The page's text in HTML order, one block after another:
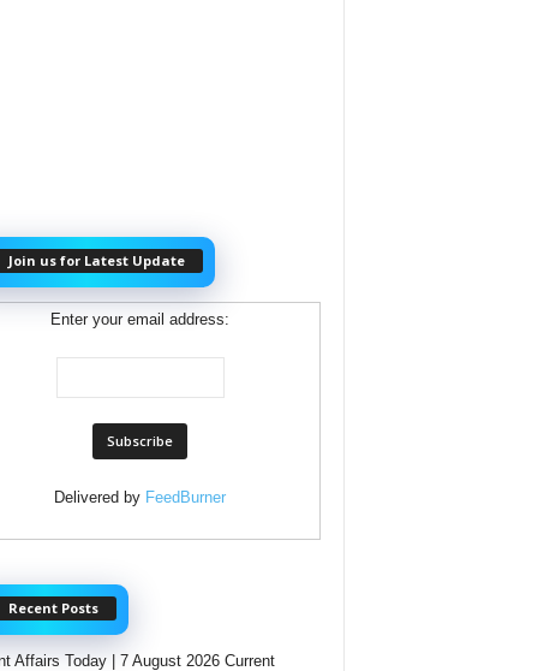
Join us for Latest Update
Enter your email address:
Delivered by FeedBurner
Recent Posts
Affairs Today | 7 August 2026 Current